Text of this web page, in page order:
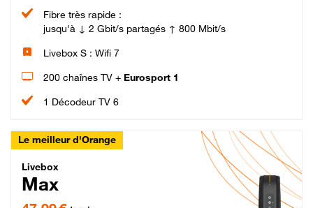
Fibre très rapide :
jusqu'à ↓ 2 Gbit/s partagés ↑ 800 Mbit/s
Livebox S : Wifi 7
200 chaînes TV + Eurosport 1
1 Décodeur TV 6
Le meilleur d'Orange
Livebox Max Fibre
Livebox
Max
47,99 € par mois pendant 12 mois puis 57,99 € par mois, Engagement 12 mois